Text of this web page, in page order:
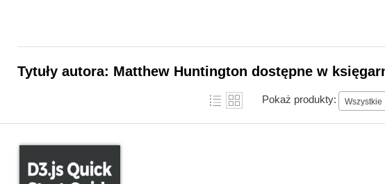
Tytuły autora: Matthew Huntington dostępne w
Pokaż produkty: Wszystkie